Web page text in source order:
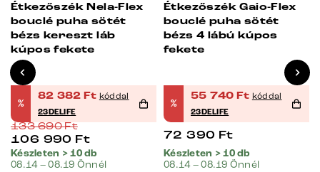
Étkezőszék Nela-Flex
bouclé puha sötét
bézs kereszt láb
kúpos fekete
%
82 382 Ft kóddal
23DELIFE
133 690Ft
106 990 Ft
Készleten > 10 db
08.14 – 08.19 Önnél
Étkezőszék Gaio-Flex
bouclé puha sötét
bézs 4 lábú kúpos
fekete
%
55 740 Ft kóddal
23DELIFE
72 390 Ft
Készleten > 10 db
08.14 – 08.19 Önnél